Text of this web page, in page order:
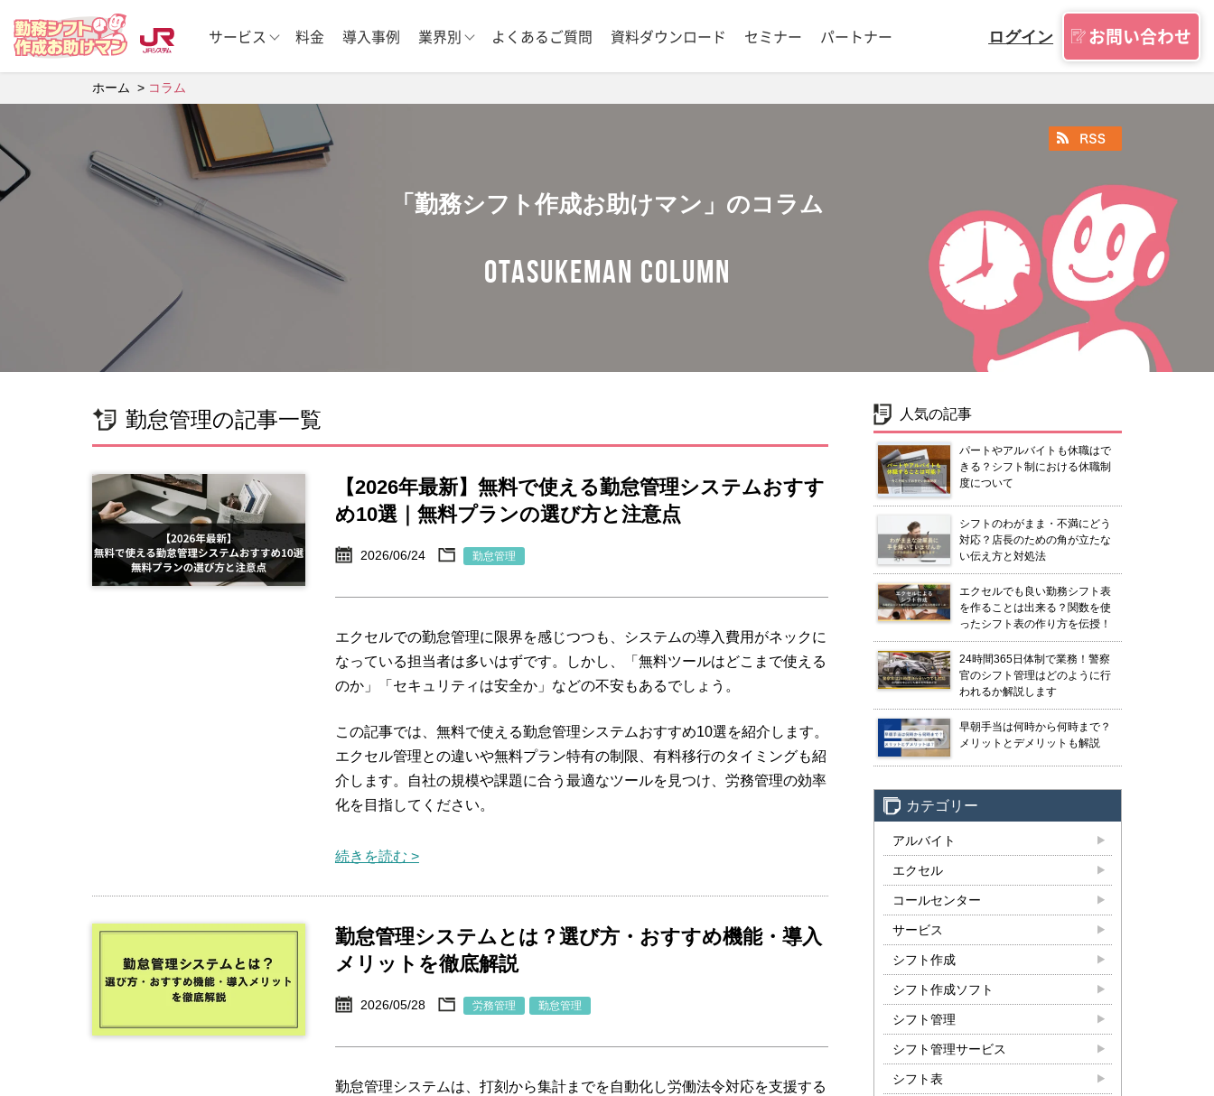
サービス 料金 導入事例 業界別 よくあるご質問 資料ダウンロード セミナー パートナー ログイン お問い合わせ
ホーム コラム
「勤務シフト作成お助けマン」のコラム
OTASUKEMAN COLUMN
勤怠管理の記事一覧
【2026年最新】無料で使える勤怠管理システムおすす
め10選｜無料プランの選び方と注意点
2026/06/24 勤怠管理
エクセルでの勤怠管理に限界を感じつつも、システムの導入費用がネックに
なっている担当者は多いはずです。しかし、「無料ツールはどこまで使える
のか」「セキュリティは安全か」などの不安もあるでしょう。
この記事では、無料で使える勤怠管理システムおすすめ10選を紹介します。
エクセル管理との違いや無料プラン特有の制限、有料移行のタイミングも紹
介します。自社の規模や課題に合う最適なツールを見つけ、労務管理の効率
化を目指してください。
続きを読む >
勤怠管理システムとは？選び方・おすすめ機能・導入
メリットを徹底解説
2026/05/28 労務管理 勤怠管理
勤怠管理システムは、打刻から集計までを自動化し労働法令対応を支援する
人気の記事
パートやアルバイトも休職はで
きる？シフト制における休職制
度について
シフトのわがまま・不満にどう
対応？店長のための角が立たな
い伝え方と対処法
エクセルでも良い勤務シフト表
を作ることは出来る？関数を使
ったシフト表の作り方を伝授！
24時間365日体制で業務！警察
官のシフト管理はどのように行
われるか解説します
早朝手当は何時から何時まで？
メリットとデメリットも解説
カテゴリー
アルバイト
エクセル
コールセンター
サービス
シフト作成
シフト作成ソフト
シフト管理
シフト管理サービス
シフト表